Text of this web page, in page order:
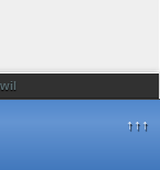
↑↑↑